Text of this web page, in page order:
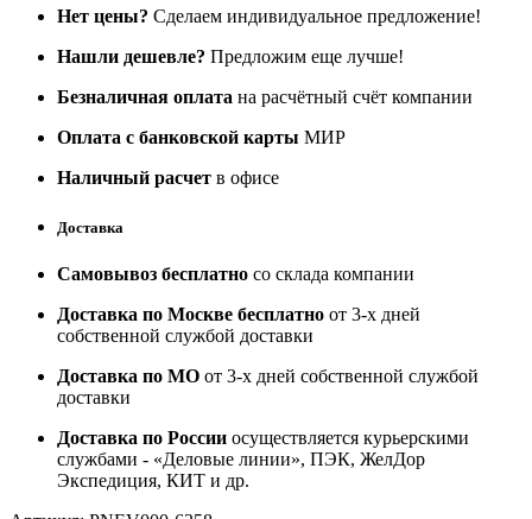
Нет цены? Сделаем индивидуальное предложение!
Нашли дешевле? Предложим еще лучше!
Безналичная оплата на расчётный счёт компании
Оплата с банковской карты МИР
Наличный расчет в офисе
Доставка
Самовывоз бесплатно со склада компании
Доставка по Москве бесплатно от 3-х дней
собственной службой доставки
Доставка по МО от 3-х дней собственной службой
доставки
Доставка по России осуществляется курьерскими
службами - «Деловые линии», ПЭК, ЖелДор
Экспедиция, КИТ и др.